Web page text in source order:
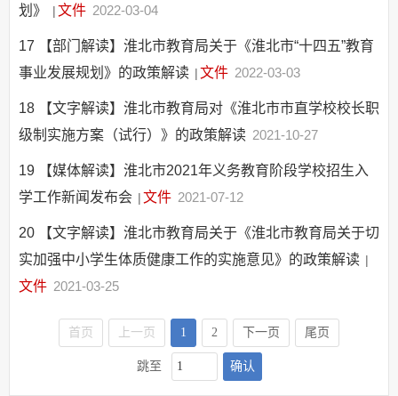
划》
|文件 2022-03-04
17
【部门解读】淮北市教育局关于《淮北市“十四五”教育
事业发展规划》的政策解读 |文件 2022-03-03
18
【文字解读】淮北市教育局对《淮北市市直学校校长职
级制实施方案（试行）》的政策解读 2021-10-27
19
【媒体解读】淮北市2021年义务教育阶段学校招生入
学工作新闻发布会 |文件 2021-07-12
20
【文字解读】淮北市教育局关于《淮北市教育局关于切
实加强中小学生体质健康工作的实施意见》的政策解读 |
文件 2021-03-25
首页 上一页 1 2 下一页 尾页
跳至 确认